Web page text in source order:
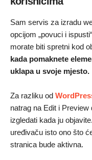
Sam servis za izradu
opcijom „povuci i
morate biti spretni kod
kada pomaknete
uklapa u svoje mjesto.
Za razliku od
natrag na Edit i
izgledati kada ju
uređivaču isto ono što
stranica bude aktivna.